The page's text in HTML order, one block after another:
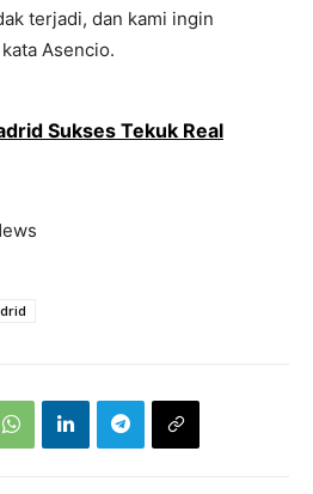
terjadi, dan kami ingin
Asencio.
Sukses Tekuk Real